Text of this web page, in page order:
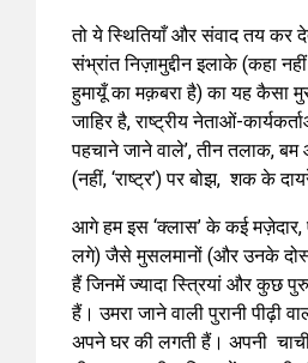
तो ये स्थितियाँ और संवाद तय कर
संभ्रांत निज़ामुद्दीन इलाके (कहा
हुमायूँ का मक़बरा है) का यह कैसा
जाहिर है, राष्ट्रीय नेताओं-
पहचाने जाने वाले’, तीन तलाक,
(नहीं, ‘राष्ट्र’) पर बोझ, शक के
आगे हम इस ‘क्लास’ के कई मज़ेदार,
लगे) जैसे मुसलमानों (और उनके
हैं जिनमें ज्यादा स्त्रियां और कुछ
हैं। उमरा जाने वाली पुरानी पीढ़ी
अपने घर की लगती हैं। अपनी